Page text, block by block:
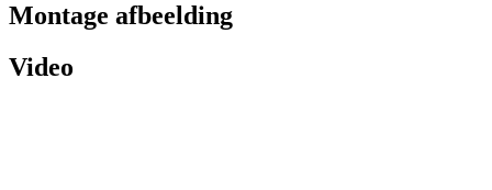
Montage afbeelding
Video